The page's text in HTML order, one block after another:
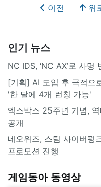
이전 위
인기 뉴스
NC IDS, ‘NC AX’로 사명
[기획] AI 도입 후 극적으
'한 달에 4개 런칭 가능'
엑스박스 25주년 기념,
공개
네오위즈, 스팀 사이버펑
프로모션 진행
게임동아 동영상